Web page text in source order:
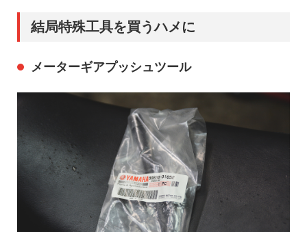
結局特殊工具を買うハメに
メーターギアプッシュツール